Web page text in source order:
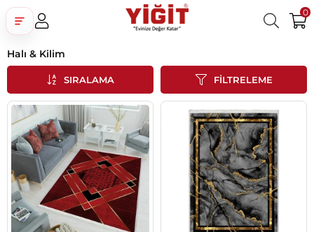
0
Üye Girişi
Google İle Bağlan
Halı & Kilim
FILTRELEME
SIRALAMA